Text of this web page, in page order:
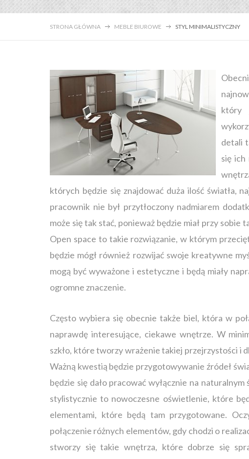
STRONA GŁÓWNA MEBLE BIUROWE STYL MINIMALISTYCZNY
który
detali
się
których będzie się znajdować duża ilość światła,
pracownik nie był przytłoczony nadmiarem
może się tak stać, ponieważ będzie miał przy
Open space to takie rozwiązanie, w którym
będzie mógł również rozwijać swoje kreatywne
mogą być wyważone i estetyczne i będą miały
ogromne znaczenie.
Często wybiera się obecnie także biel, która w
naprawdę interesujące, ciekawe wnętrze. W
szkło, które tworzy wrażenie takiej przejrzystości i
Ważną kwestią będzie przygotowywanie źródeł
będzie się dało pracować wyłącznie na
stylistycznie to nowoczesne oświetlenie, które
elementami, które będą tam przygotowane.
połączenie różnych elementów, gdy chodzi o
stworzy się takie wnętrza, które dobrze się